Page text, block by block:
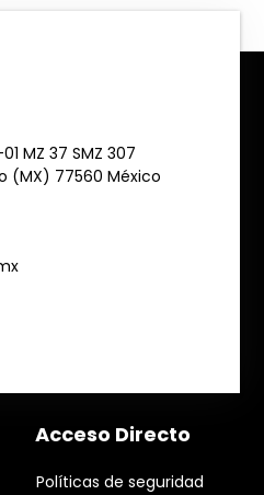
01 MZ 37 SMZ 307
(MX) 77560 México
Acceso Directo
Políticas de seguridad